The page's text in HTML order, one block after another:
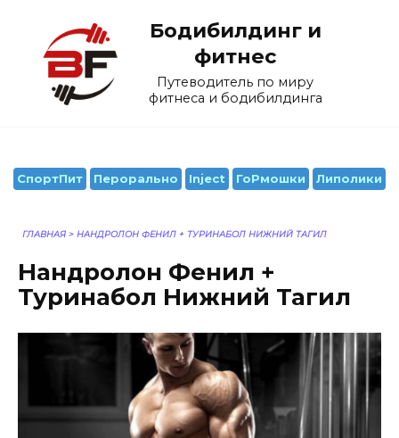
содержанию
Бодибилдинг и
фитнес
Путеводитель по миру
фитнеса и бодибилдинга
СпортПит Перорально Inject ГоРмошки Липолики
ГЛАВНАЯ > НАНДРОЛОН ФЕНИЛ + ТУРИНАБОЛ НИЖНИЙ ТАГИЛ
Нандролон Фенил +
Туринабол Нижний Тагил